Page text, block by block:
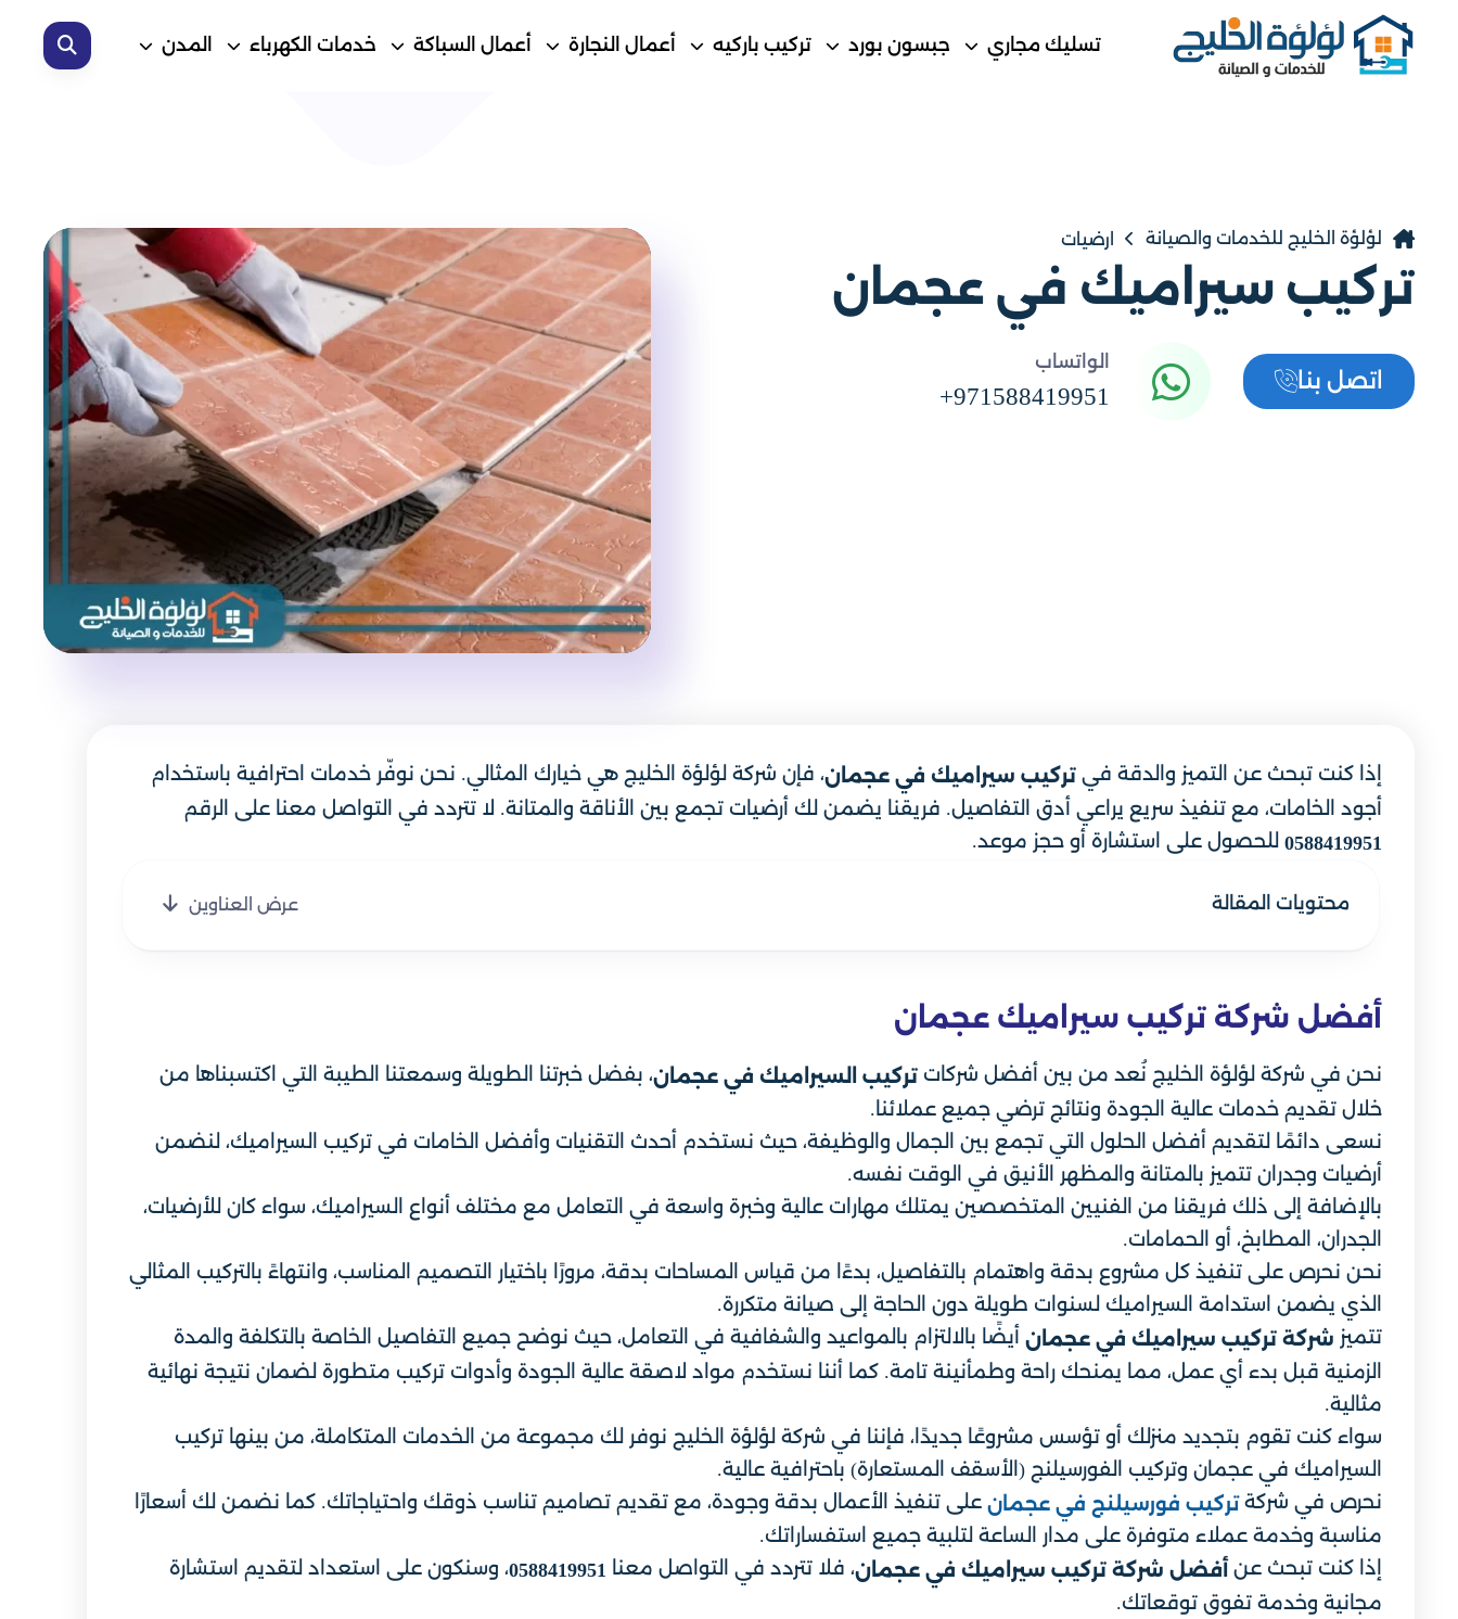
تسليك مجاري جبسون بورد تركيب باركيه أعمال النجارة أعمال السباكة خدمات الكهرباء المدن
لؤلؤة الخليج للخدمات والصيانة ارضيات
تركيب سيراميك في عجمان
اتصل بنا
الواتساب
+971588419951
إذا كنت تبحث عن التميز والدقة في تركيب سيراميك في عجمان، فإن شركة لؤلؤة الخليج هي خيارك المثالي. نحن نوفّر خدمات احترافية باستخدام
أجود الخامات، مع تنفيذ سريع يراعي أدق التفاصيل. فريقنا يضمن لك أرضيات تجمع بين الأناقة والمتانة. لا تتردد في التواصل معنا على الرقم
0588419951 للحصول على استشارة أو حجز موعد.
محتويات المقالة عرض العناوين
أفضل شركة تركيب سيراميك عجمان
نحن في شركة لؤلؤة الخليج نُعد من بين أفضل شركات تركيب السيراميك في عجمان، بفضل خبرتنا الطويلة وسمعتنا الطيبة التي اكتسبناها من
خلال تقديم خدمات عالية الجودة ونتائج ترضي جميع عملائنا.
نسعى دائمًا لتقديم أفضل الحلول التي تجمع بين الجمال والوظيفة، حيث نستخدم أحدث التقنيات وأفضل الخامات في تركيب السيراميك، لنضمن
أرضيات وجدران تتميز بالمتانة والمظهر الأنيق في الوقت نفسه.
بالإضافة إلى ذلك فريقنا من الفنيين المتخصصين يمتلك مهارات عالية وخبرة واسعة في التعامل مع مختلف أنواع السيراميك، سواء كان للأرضيات،
الجدران، المطابخ، أو الحمامات.
نحن نحرص على تنفيذ كل مشروع بدقة واهتمام بالتفاصيل، بدءًا من قياس المساحات بدقة، مرورًا باختيار التصميم المناسب، وانتهاءً بالتركيب المثالي
الذي يضمن استدامة السيراميك لسنوات طويلة دون الحاجة إلى صيانة متكررة.
تتميز شركة تركيب سيراميك في عجمان أيضًا بالالتزام بالمواعيد والشفافية في التعامل، حيث نوضح جميع التفاصيل الخاصة بالتكلفة والمدة
الزمنية قبل بدء أي عمل، مما يمنحك راحة وطمأنينة تامة. كما أننا نستخدم مواد لاصقة عالية الجودة وأدوات تركيب متطورة لضمان نتيجة نهائية
مثالية.
سواء كنت تقوم بتجديد منزلك أو تؤسس مشروعًا جديدًا، فإننا في شركة لؤلؤة الخليج نوفر لك مجموعة من الخدمات المتكاملة، من بينها تركيب
السيراميك في عجمان وتركيب الفورسيلنج (الأسقف المستعارة) باحترافية عالية.
نحرص في شركةتركيب فورسيلنج في عجمان على تنفيذ الأعمال بدقة وجودة، مع تقديم تصاميم تناسب ذوقك واحتياجاتك. كما نضمن لك أسعارًا
مناسبة وخدمة عملاء متوفرة على مدار الساعة لتلبية جميع استفساراتك.
إذا كنت تبحث عن أفضل شركة تركيب سيراميك في عجمان، فلا تتردد في التواصل معنا 0588419951، وسنكون على استعداد لتقديم استشارة
مجانية وخدمة تفوق توقعاتك.